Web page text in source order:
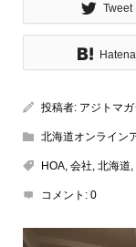
Tweet
Hatena
投稿者: アジトマ
北海道オンライン
HOA, 会社 北海道
コメント: 0